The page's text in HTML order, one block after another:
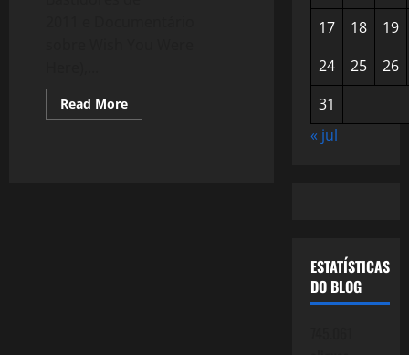
Read MoreRead
more
17
18
19
24
25
26
31
« jul
ESTATÍSTICAS
DO BLOG